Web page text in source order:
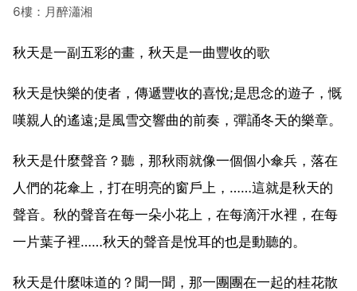
6樓：月醉瀟湘
秋天是一副五彩的畫，秋天是一曲豐收的歌
秋天是快樂的使者，傳遞豐收的喜悅;是思念的遊子，慨
嘆親人的遙遠;是風雪交響曲的前奏，彈誦冬天的樂章。
秋天是什麼聲音？聽，那秋雨就像一個個小傘兵，落在
人們的花傘上，打在明亮的窗戶上，……這就是秋天的
聲音。秋的聲音在每一朵小花上，在每滴汗水裡，在每
一片葉子裡……秋天的聲音是悅耳的也是動聽的。
秋天是什麼味道的？聞一聞，那一團團在一起的桂花散